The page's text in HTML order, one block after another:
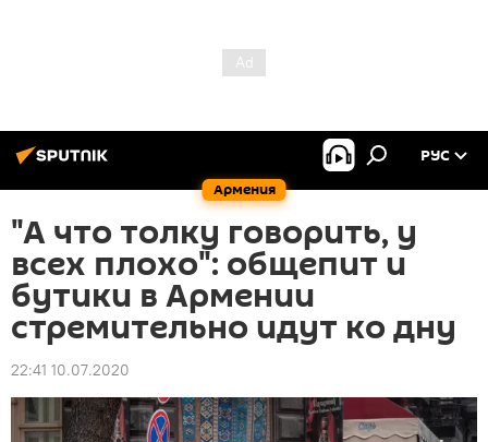
Армения
РУС
"А что толку говорить, у
всех плохо": общепит и
бутики в Армении
стремительно идут ко дну
22:41 10.07.2020